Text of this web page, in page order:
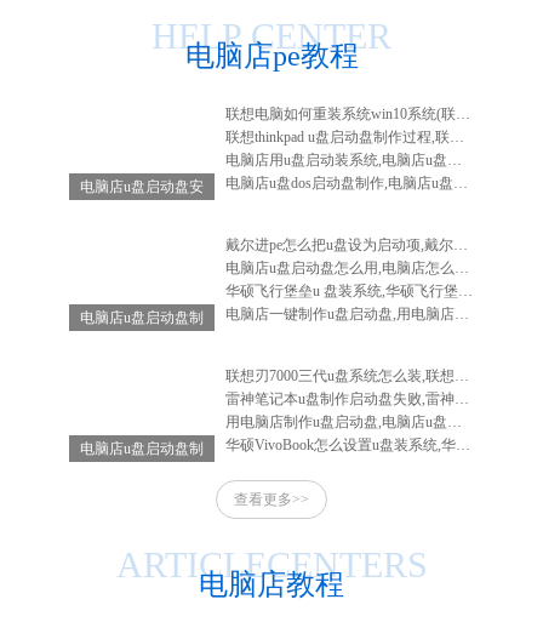
电脑店pe教程
HELP CENTER
电脑店u盘启动盘安
联想电脑如何重装系统win10系统(联想电脑怎么重装系统win10系统)
联想thinkpad u盘启动盘制作过程,联想笔记本u盘启动盘制作
电脑店用u盘启动装系统,电脑店u盘启动盘安装系统
电脑店u盘dos启动盘制作,电脑店u盘启动盘制作软件
电脑店u盘启动盘制
戴尔进pe怎么把u盘设为启动项,戴尔电脑进入bios设置u盘启动
电脑店u盘启动盘怎么用,电脑店怎么做启动u盘
华硕飞行堡垒u 盘装系统,华硕飞行堡垒装系统教程
电脑店一键制作u盘启动盘,用电脑店制作u盘启动盘
电脑店u盘启动盘制
联想刃7000三代u盘系统怎么装,联想刃7000怎么重装系统
雷神笔记本u盘制作启动盘失败,雷神笔记本u盘启动不了
用电脑店制作u盘启动盘,电脑店u盘启动盘制作工具教程
华硕VivoBook怎么设置u盘装系统,华硕vivobook如何重装系统
查看更多>>
电脑店教程
ARTICLECENTERS